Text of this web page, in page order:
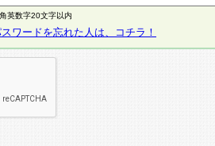
英数字20文字以内
ワードを忘れた人は、コチラ！